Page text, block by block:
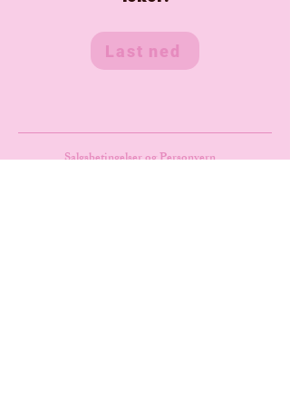
Last ned
Salgsbetingelser og Personvern